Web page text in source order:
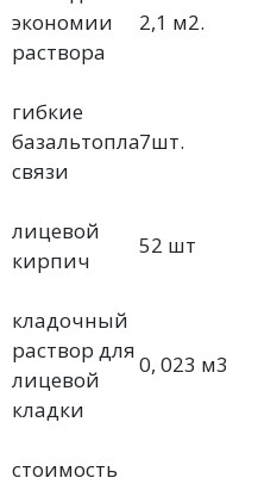
экономии
раствора
2,1 м2.
гибкие
базальтопластиковые
связи
7шт.
лицевой
кирпич
52 шт
кладочный
раствор для
лицевой
кладки
0, 023 м3
стоимость